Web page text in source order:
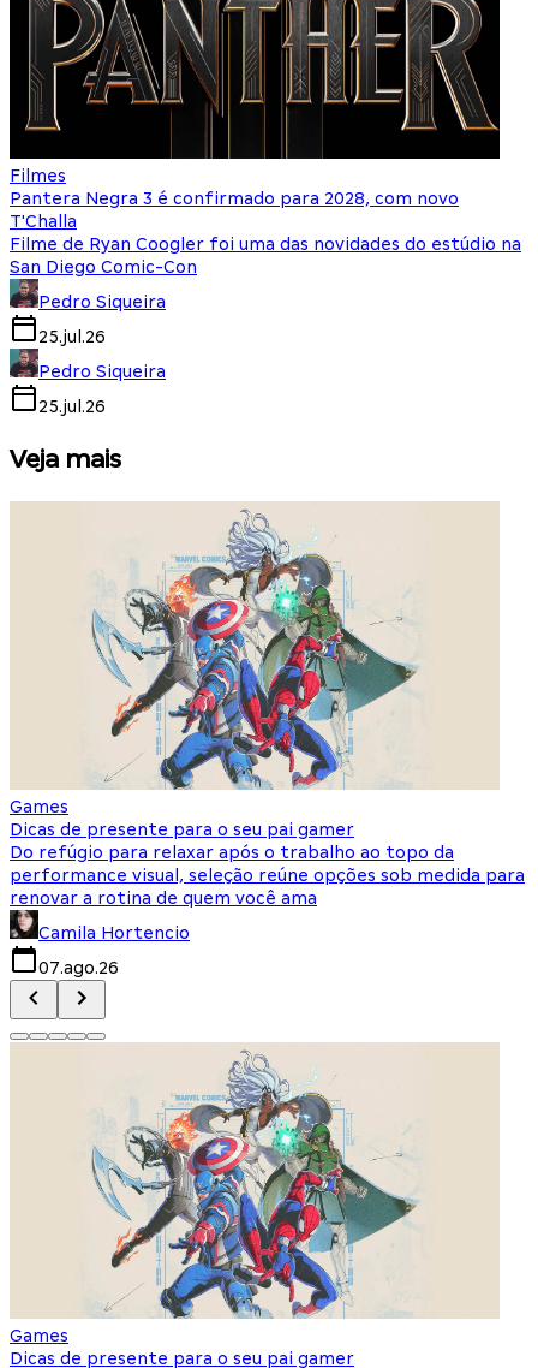
Filmes
Pantera Negra 3 é confirmado para 2028, com novo
T'Challa
Filme de Ryan Coogler foi uma das novidades do estúdio na
San Diego Comic-Con
Pedro Siqueira
25.jul.26
Pedro Siqueira
25.jul.26
Veja mais
Games
Dicas de presente para o seu pai gamer
Do refúgio para relaxar após o trabalho ao topo da
performance visual, seleção reúne opções sob medida para
renovar a rotina de quem você ama
Camila Hortencio
07.ago.26
Games
Dicas de presente para o seu pai gamer